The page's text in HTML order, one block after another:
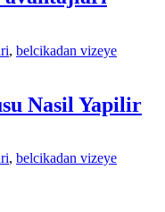
, belcikadan vizeye
Nasil Yapilir
, belcikadan vizeye